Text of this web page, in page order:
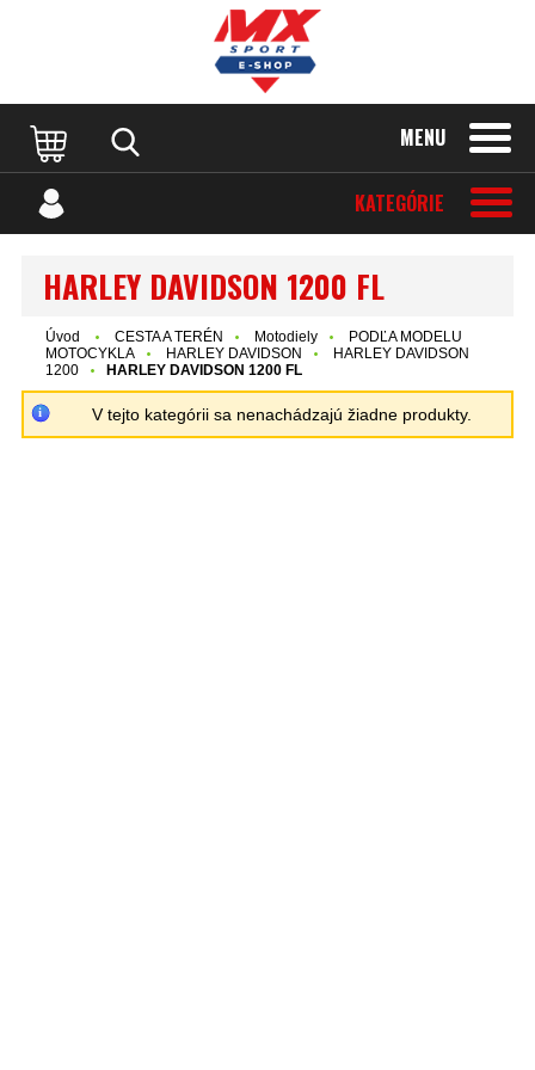
MENU
KATEGÓRIE
HARLEY DAVIDSON 1200 FL
Úvod CESTA A TERÉN Motodiely
PODĽA MODELU
MOTOCYKLA
HARLEY DAVIDSON
HARLEY DAVIDSON
1200
HARLEY DAVIDSON 1200 FL
V tejto kategórii sa nenachádzajú žiadne produkty.